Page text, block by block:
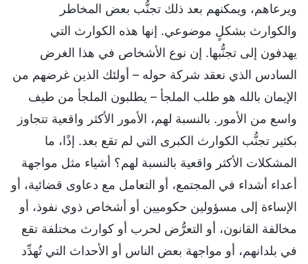
ويرعاهم، ويمكنهم بعد ذلك تجنُّب بعض المخاطر
والكوارث بشكلٍ موضوعي. إنها هذه الكوارث التي
يهدفون إلى تجنُّبها. إن نوع الأشخاص في هذا الغرض
السادس الذي نعقد شركة حوله – أولئك الذين غرضهم من
الإيمان بالله هو طلب الملجأ – يطلبون الملجأ من طيف
واسع من الأمور. بالنسبة لهم، الأمور الأكثر واقعية تتجاوز
بكثير تجنُّب الكوارث الكبرى التي لم تقع بعد. إذًا، ما
المشكلات الأكثر واقعية بالنسبة لهم؟ أشياء مثل مواجهة
أعداء أشداء في المجتمع، أو التعامل مع دعاوى قضائية، أو
الإساءة إلى مسؤولين حكوميين أو أشخاص ذوي نفوذ، أو
مخالفة القانون، أو التعرُّض لحرب أو كوارث مختلفة تقع
في بلدانهم، أو مواجهة بعض الناس أو الأحداث التي تُهدِّد